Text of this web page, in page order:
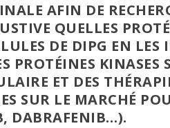
AFIN DE
QUELLES
DE DIPG EN
PROTÉINES
ET DES
SUR LE MARCHÉ
DABRAFENIB…).